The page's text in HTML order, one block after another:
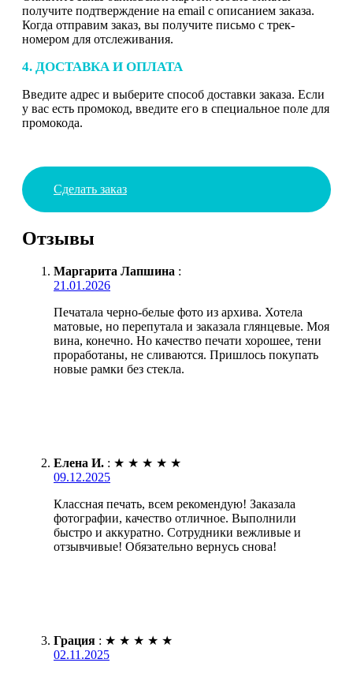
получите подтверждение на email с описанием заказа.
Когда отправим заказ, вы получите письмо с трек-
номером для отслеживания.
4. ДОСТАВКА И ОПЛАТА
Введите адрес и выберите способ доставки заказа. Если
у вас есть промокод, введите его в специальное поле для
промокода.
Сделать заказ
Отзывы
Маргарита Лапшина :
21.01.2026
Печатала черно-белые фото из архива. Хотела
матовые, но перепутала и заказала глянцевые. Моя
вина, конечно. Но качество печати хорошее, тени
проработаны, не сливаются. Пришлось покупать
новые рамки без стекла.
Елена И. : ★ ★ ★ ★ ★
09.12.2025
Классная печать, всем рекомендую! Заказала
фотографии, качество отличное. Выполнили
быстро и аккуратно. Сотрудники вежливые и
отзывчивые! Обязательно вернусь снова!
Грация : ★ ★ ★ ★ ★
02.11.2025